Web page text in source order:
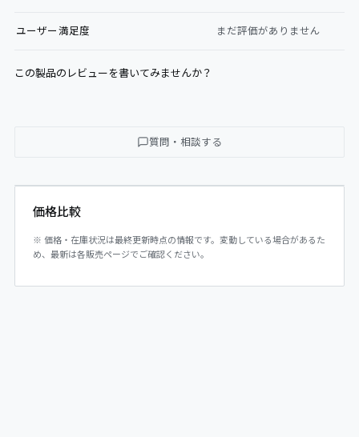
ユーザー満足度 まだ評価がありません
この製品のレビューを書いてみませんか？
質問・相談する
価格比較
※ 価格・在庫状況は最終更新時点の情報です。変動している場合があるた
め、最新は各販売ページでご確認ください。